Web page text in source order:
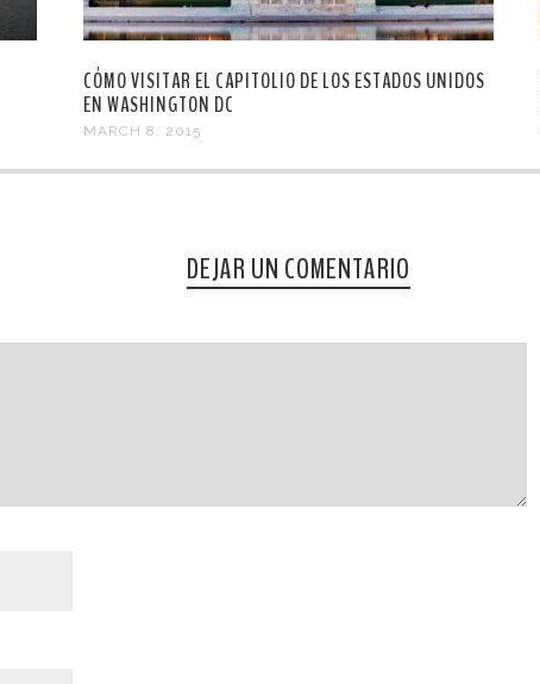
CÓMO VISITAR EL CAPITOLIO DE LOS ESTADOS UNIDOS
EN WASHINGTON DC
MARCH 8, 2015
DEJAR UN COMENTARIO